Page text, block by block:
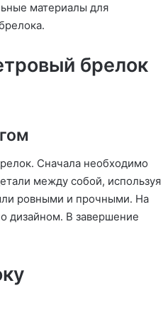
материалы для
брелок
Сначала необходимо
между собой, используя
ровными и прочными․ На
дизайном․ В завершение